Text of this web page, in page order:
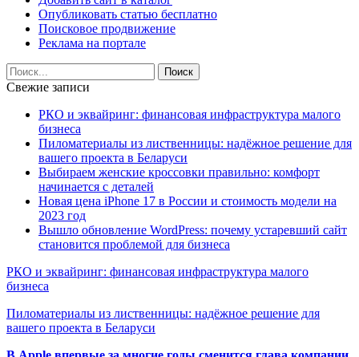
Опубликовать статью бесплатно
Поисковое продвижение
Реклама на портале
Свежие записи
РКО и эквайринг: финансовая инфраструктура малого
бизнеса
Пиломатериалы из лиственницы: надёжное решение для
вашего проекта в Беларуси
Выбираем женские кроссовки правильно: комфорт
начинается с деталей
Новая цена iPhone 17 в России и стоимость модели на
2023 год
Вышло обновление WordPress: почему устаревший сайт
становится проблемой для бизнеса
РКО и эквайринг: финансовая инфраструктура малого
бизнеса
Пиломатериалы из лиственницы: надёжное решение для
вашего проекта в Беларуси